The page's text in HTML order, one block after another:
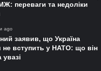
переваги та недоліки
ago
заявив, що Україна
не вступить у НАТО: що він
увазі